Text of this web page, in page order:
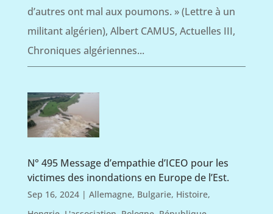
d’autres ont mal aux poumons. » (Lettre à un
militant algérien), Albert CAMUS, Actuelles III,
Chroniques algériennes...
N° 495 Message d’empathie d’ICEO pour les
victimes des inondations en Europe de l’Est.
Sep 16, 2024| Allemagne, Bulgarie, Histoire,